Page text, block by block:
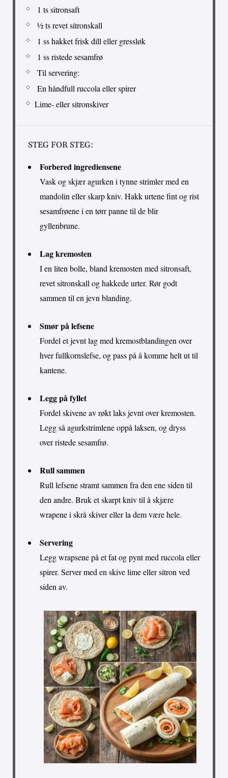
1 ts sitronsaft
½ ts revet sitronskall
1 ss hakket frisk dill eller gressløk
1 ss ristede sesamfrø
Til servering:
En håndfull ruccola eller spirer
Lime- eller sitronskiver
STEG FOR STEG:
Forbered ingrediensene
Vask og skjær agurken i tynne strimler med en
mandolin eller skarp kniv. Hakk urtene fint og rist
sesamfrøene i en tørr panne til de blir
gyllenbrune.
Lag kremosten
I en liten bolle, bland kremosten med sitronsaft,
revet sitronskall og hakkede urter. Rør godt
sammen til en jevn blanding.
Smør på lefsene
Fordel et jevnt lag med kremostblandingen over
hver fullkornslefse, og pass på å komme helt ut til
kantene.
Legg på fyllet
Fordel skivene av røkt laks jevnt over kremosten.
Legg så agurkstrimlene oppå laksen, og dryss
over ristede sesamfrø.
Rull sammen
Rull lefsene stramt sammen fra den ene siden til
den andre. Bruk et skarpt kniv til å skjære
wrapene i skrå skiver eller la dem være hele.
Servering
Legg wrapsene på et fat og pynt med ruccola eller
spirer. Server med en skive lime eller sitron ved
siden av.